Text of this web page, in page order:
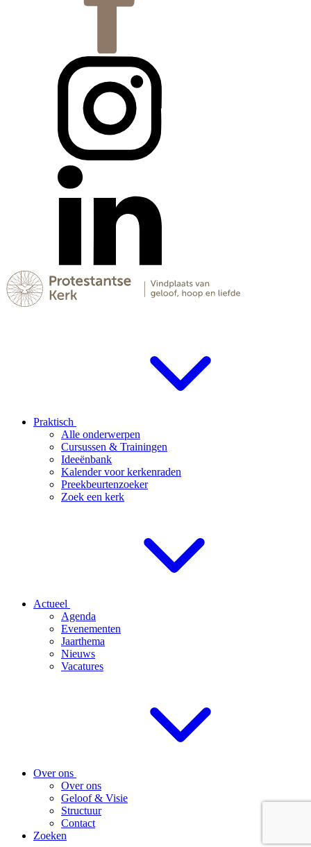
Praktisch
Alle onderwerpen
Cursussen & Trainingen
Ideeënbank
Kalender voor kerkenraden
Preekbeurtenzoeker
Zoek een kerk
Actueel
Agenda
Evenementen
Jaarthema
Nieuws
Vacatures
Over ons
Over ons
Geloof & Visie
Structuur
Contact
Zoeken